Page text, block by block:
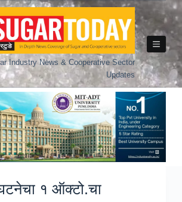
Industry News & Cooperative Sector
Updates
१ ऑक्टो.चा